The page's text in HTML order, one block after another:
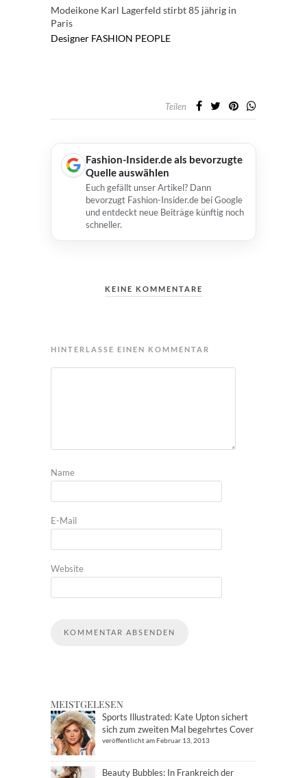
Modeikone Karl Lagerfeld stirbt 85 jährig in
Paris
Designer FASHION PEOPLE
Teilen
Fashion-Insider.de als bevorzugte
Quelle auswählen
Euch gefällt unser Artikel? Dann
bevorzugt Fashion-Insider.de bei Google
und entdeckt neue Beiträge künftig noch
schneller.
KEINE KOMMENTARE
HINTERLASSE EINEN KOMMENTAR
Name
E-Mail
Website
MEISTGELESEN
Sports Illustrated: Kate Upton sichert
sich zum zweiten Mal begehrtes Cover
veröffentlicht am Februar 13, 2013
Beauty Bubbles: In Frankreich der